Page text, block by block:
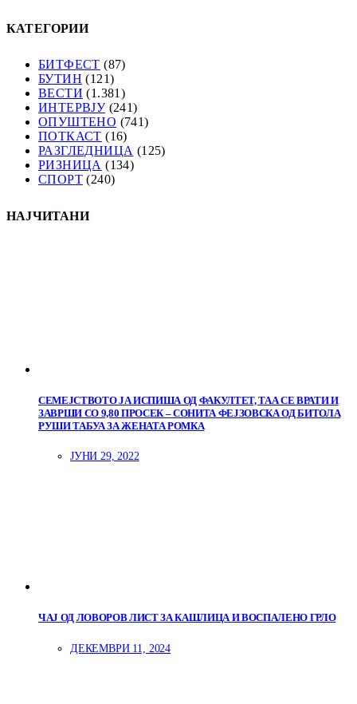
КАТЕГОРИИ
БИТФЕСТ (87)
БУТИН (121)
ВЕСТИ (1.381)
ИНТЕРВЈУ(241)
ОПУШТЕНО (741)
ПОТКАСТ (16)
РАЗГЛЕДНИЦА (125)
РИЗНИЦА (134)
СПОРТ (240)
НАЈЧИТАНИ
СЕМЕЈСТВОТО ЈА ИСПИША ОД ФАКУЛТЕТ, ТАА СЕ ВРАТИ И
ЗАВРШИ СО 9,80 ПРОСЕК – СОНИТА ФЕЈЗОВСКА ОД БИТОЛА
РУШИ ТАБУА ЗА ЖЕНАТА РОМКА
ЈУНИ 29, 2022
ЧАЈ ОД ЛОВОРОВ ЛИСТ ЗА КАШЛИЦА И ВОСПАЛЕНО ГРЛО
ДЕКЕМВРИ 11, 2024